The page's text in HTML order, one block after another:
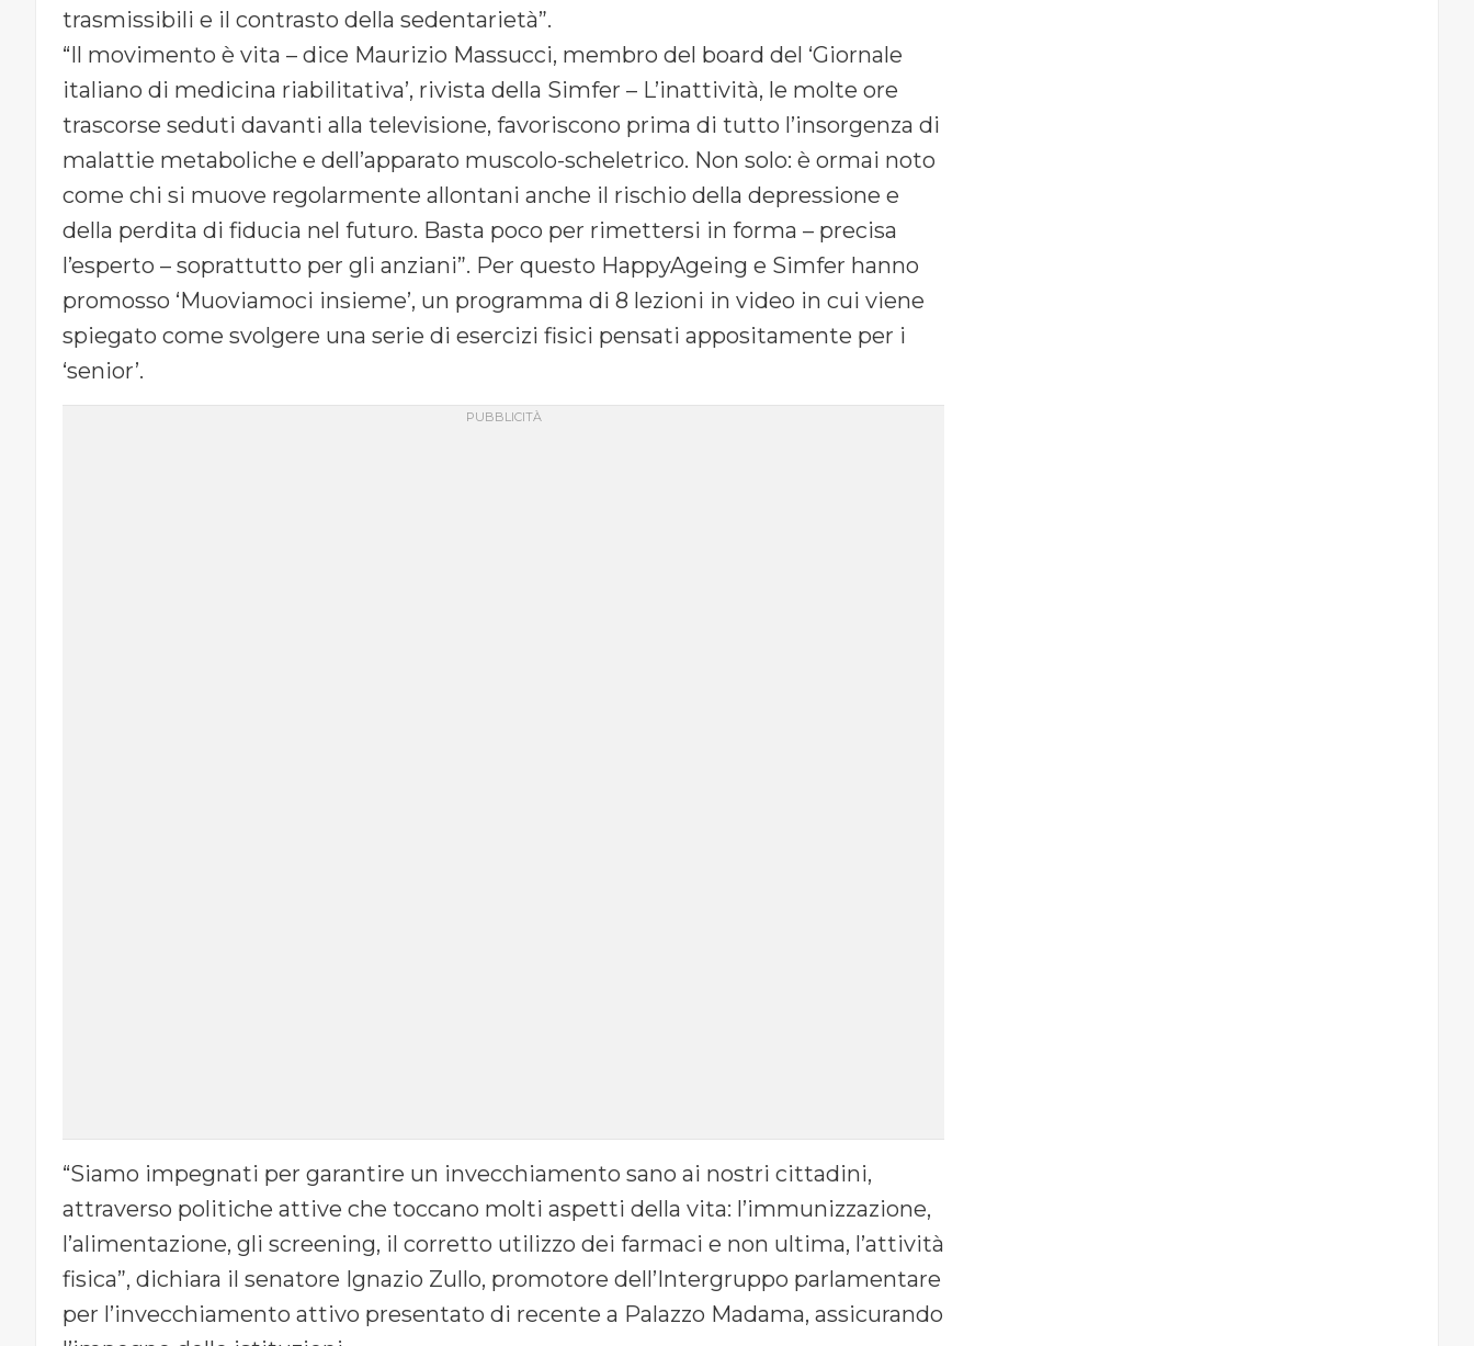
trasmissibili e il contrasto della sedentarietà”.
“Il movimento è vita – dice Maurizio Massucci, membro del board del ‘Giornale
italiano di medicina riabilitativa’, rivista della Simfer – L’inattività, le molte ore
trascorse seduti davanti alla televisione, favoriscono prima di tutto l’insorgenza di
malattie metaboliche e dell’apparato muscolo-scheletrico. Non solo: è ormai noto
come chi si muove regolarmente allontani anche il rischio della depressione e
della perdita di fiducia nel futuro. Basta poco per rimettersi in forma – precisa
l’esperto – soprattutto per gli anziani”. Per questo HappyAgeing e Simfer hanno
promosso ‘Muoviamoci insieme’, un programma di 8 lezioni in video in cui viene
spiegato come svolgere una serie di esercizi fisici pensati appositamente per i
‘senior’.
“Siamo impegnati per garantire un invecchiamento sano ai nostri cittadini,
attraverso politiche attive che toccano molti aspetti della vita: l’immunizzazione,
l’alimentazione, gli screening, il corretto utilizzo dei farmaci e non ultima, l’attività
fisica”, dichiara il senatore Ignazio Zullo, promotore dell’Intergruppo parlamentare
per l’invecchiamento attivo presentato di recente a Palazzo Madama, assicurando